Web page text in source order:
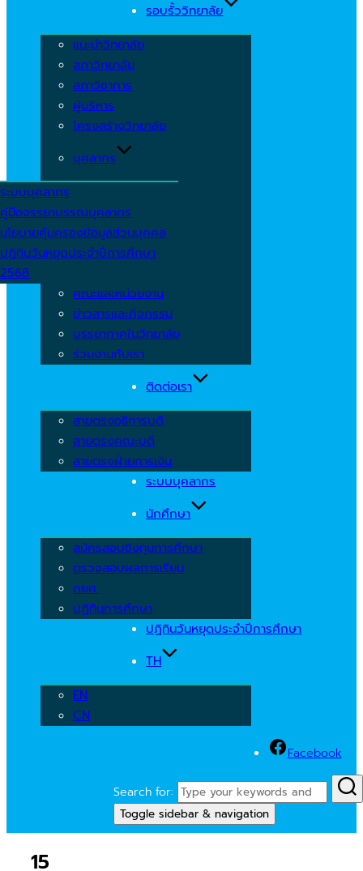
รอบรั้ววิทยาลัย
แนะนำวิทยาลัย
สภาวิทยาลัย
สภาวิชาการ
ผู้บริหาร
โครงสร้างวิทยาลัย
บุคลากร
ระบบบุคลากร
คู่มือจรรยาบรรณบุคลากร
นโยบายคุ้มครองข้อมูลส่วนบุคคล
ปฏิทินวันหยุดประจำปีการศึกษา
2568
คณะและหน่วยงาน
ข่าวสารและกิจกรรม
บรรยากาศในวิทยาลัย
ร่วมงานกับเรา
ติดต่อเรา
สายตรงอธิการบดี
สายตรงคณะบดี
สายตรงฝ่ายการเงิน
ระบบบุคลากร
นักศึกษา
สมัครสอบชิงทุนการศึกษา
ตรวจสอบผลการเรียน
กยศ.
ปฏิทินการศึกษา
ปฏิทินวันหยุดประจำปีการศึกษา
TH
EN
CN
Facebook
Search for:
Toggle sidebar & navigation
15